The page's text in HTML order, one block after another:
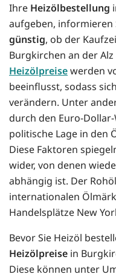
Ihre Heizölbestellung
aufgeben, informieren
günstig, ob der
Burgkirchen an der
Heizölpreisewerden
beeinflusst, sodass
verändern. Unter
durch den Euro-
politische Lage in den
Diese Faktoren
wider, von denen
abhängig ist. Der
internationalen
Handelsplätze New
Bevor Sie Heizöl
Heizölpreise in
Diese können unter